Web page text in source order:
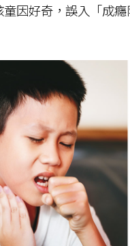
因好奇，誤入「成癮